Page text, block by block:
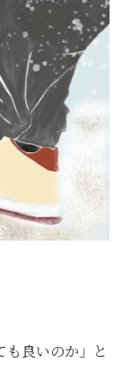
良いのか」と